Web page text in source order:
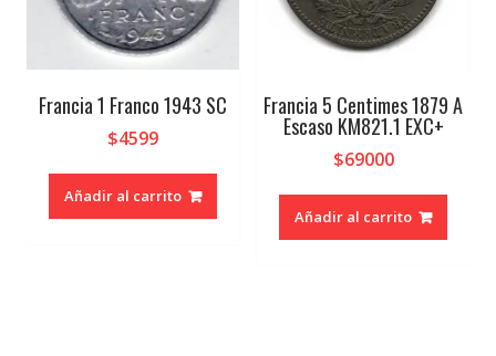
Francia 1 Franco 1943 SC
$4599
Añadir al carrito
Francia 5 Centimes 1879 A
Escaso KM821.1 EXC+
$69000
Añadir al carrito